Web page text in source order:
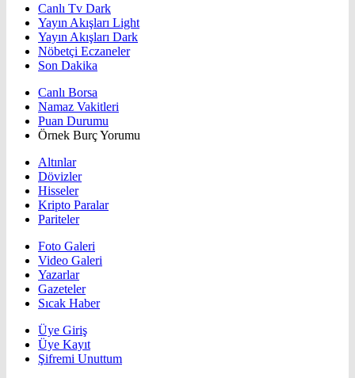
Canlı Tv Dark
Yayın Akışları Light
Yayın Akışları Dark
Nöbetçi Eczaneler
Son Dakika
Canlı Borsa
Namaz Vakitleri
Puan Durumu
Örnek Burç Yorumu
Altınlar
Dövizler
Hisseler
Kripto Paralar
Pariteler
Foto Galeri
Video Galeri
Yazarlar
Gazeteler
Sıcak Haber
Üye Giriş
Üye Kayıt
Şifremi Unuttum